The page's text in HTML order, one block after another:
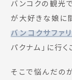
バンコクの観光
が大好きな娘に
バンコクサファ
パクナム」に行く
そこで悩んだの